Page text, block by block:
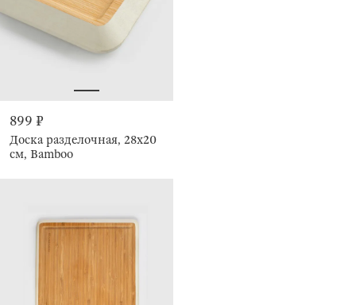
899 ₽
Доска разделочная, 28х20
см, Bamboo